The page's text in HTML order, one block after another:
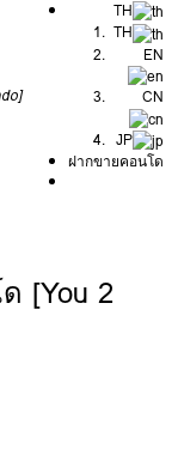
TH
TH
EN
CN
JP
ฝากขายคอนโด
[You 2